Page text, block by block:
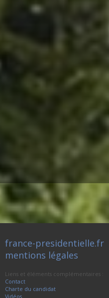
france-presidentielle.fr
mentions légales
Liens et éléments complémentaires :
Contact
Charte du candidat
Vidéos